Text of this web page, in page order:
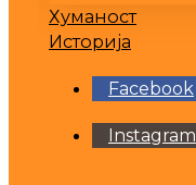
Хуманост
Историја
Facebook
Instagram